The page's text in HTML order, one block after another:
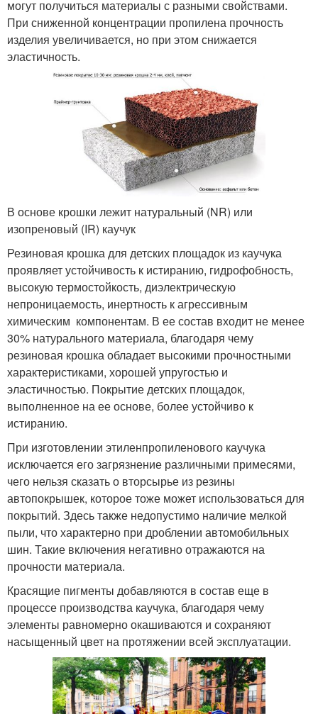
могут получиться материалы с разными свойствами.
При сниженной концентрации пропилена прочность
изделия увеличивается, но при этом снижается
эластичность.
В основе крошки лежит натуральный (NR) или
изопреновый (IR) каучук
Резиновая крошка для детских площадок из каучука
проявляет устойчивость к истиранию, гидрофобность,
высокую термостойкость, диэлектрическую
непроницаемость, инертность к агрессивным
химическим компонентам. В ее состав входит не менее
30% натурального материала, благодаря чему
резиновая крошка обладает высокими прочностными
характеристиками, хорошей упругостью и
эластичностью. Покрытие детских площадок,
выполненное на ее основе, более устойчиво к
истиранию.
При изготовлении этиленпропиленового каучука
исключается его загрязнение различными примесями,
чего нельзя сказать о вторсырье из резины
автопокрышек, которое тоже может использоваться для
покрытий. Здесь также недопустимо наличие мелкой
пыли, что характерно при дроблении автомобильных
шин. Такие включения негативно отражаются на
прочности материала.
Красящие пигменты добавляются в состав еще в
процессе производства каучука, благодаря чему
элементы равномерно окашиваются и сохраняют
насыщенный цвет на протяжении всей эксплуатации.